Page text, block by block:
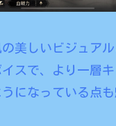
美しいビジュア
スで、より一層
になっている点も